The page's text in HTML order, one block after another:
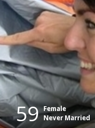
59 Female
Never Married